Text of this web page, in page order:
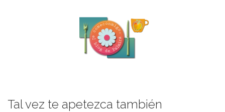
Tal vez te apetezca también